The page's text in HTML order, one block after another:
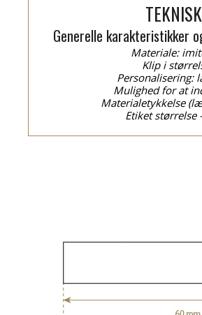
Generelle karakteristikker
Materiale:
Klip i
Personalisering:
Mulighed for at
Materialetykkelse
Etiket størrelse